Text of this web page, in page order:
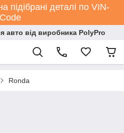
підібрані деталі по VIN-
Code
авто від виробника PolyPro
Ronda